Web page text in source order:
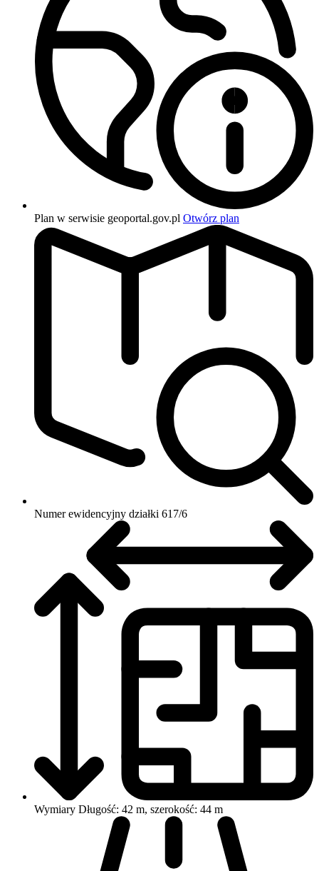
Plan w serwisie geoportal.gov.pl Otwórz plan
Numer ewidencyjny działki 617/6
Wymiary Długość: 42 m, szerokość: 44 m